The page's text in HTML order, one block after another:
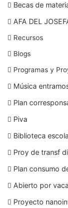
Becas de
AFA DEL
Recursos
Blogs
Programas y
Música
Plan
Piva
Biblioteca
Proy de transf
Plan consumo
Abierto por
Proyecto